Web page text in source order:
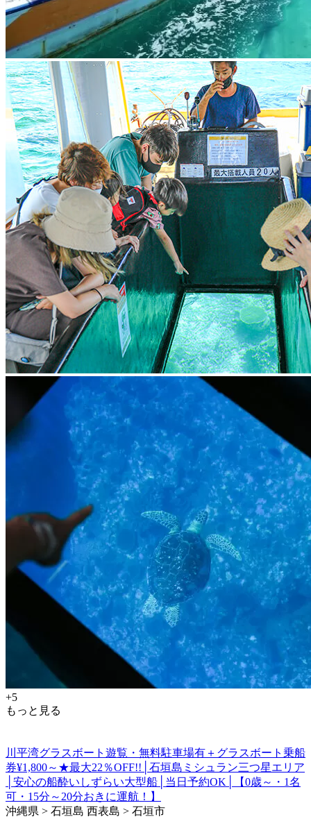
+5
もっと見る
川平湾グラスボート遊覧・無料駐車場有＋グラスボート乗船
券¥1,800～★最大22％OFF!!│石垣島ミシュラン三つ星エリア
│安心の船酔いしずらい大型船│当日予約OK│【0歳～・1名
可・15分～20分おきに運航！】
沖縄県 > 石垣島 西表島 > 石垣市